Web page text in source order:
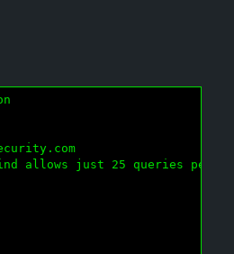
allows just 25 queries per